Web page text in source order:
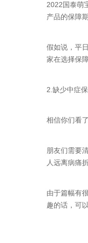
2022国泰萌
产品的保障
假如说，平
家在选择保
2.缺少中症
相信你们看
朋友们需要
人远离病痛
由于篇幅有
趣的话，可